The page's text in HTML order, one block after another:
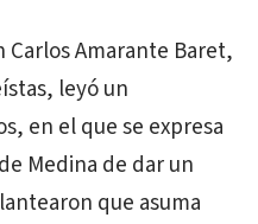
Carlos Amarante Baret,
leyó un
en el que se expresa
Medina de dar un
que asuma